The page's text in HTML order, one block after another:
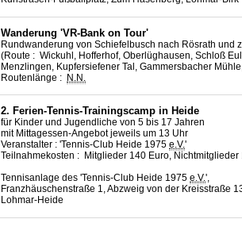
Wanderung 'VR-Bank on Tour'
Rundwanderung von Schiefelbusch nach Rösrath und
(Route : Wickuhl, Hofferhof, Oberlüghausen, Schloß
Menzlingen, Kupfersiefener Tal, Gammersbacher
Routenlänge : N.N.
2. Ferien-Tennis-Trainingscamp in Heide
für Kinder und Jugendliche von 5 bis 17 Jahren
mit Mittagessen-Angebot jeweils um 13 Uhr
Veranstalter : 'Tennis-Club Heide 1975 e.V.'
Teilnahmekosten : Mitglieder 140 Euro, Nichtmitglieder
Tennisanlage des 'Tennis-Club Heide 1975 e.V.',
Franzhäuschenstraße 1, Abzweig von der Kreisstraße
Lohmar-Heide